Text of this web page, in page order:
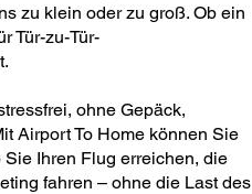
zu klein oder zu groß. Ob ein
Tür-zu-Tür-
ohne Gepäck,
Airport To Home können Sie
Ihren Flug erreichen, die
fahren – ohne die Last des